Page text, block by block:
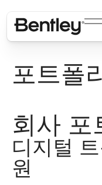
포트폴
회사 포
디지털
원